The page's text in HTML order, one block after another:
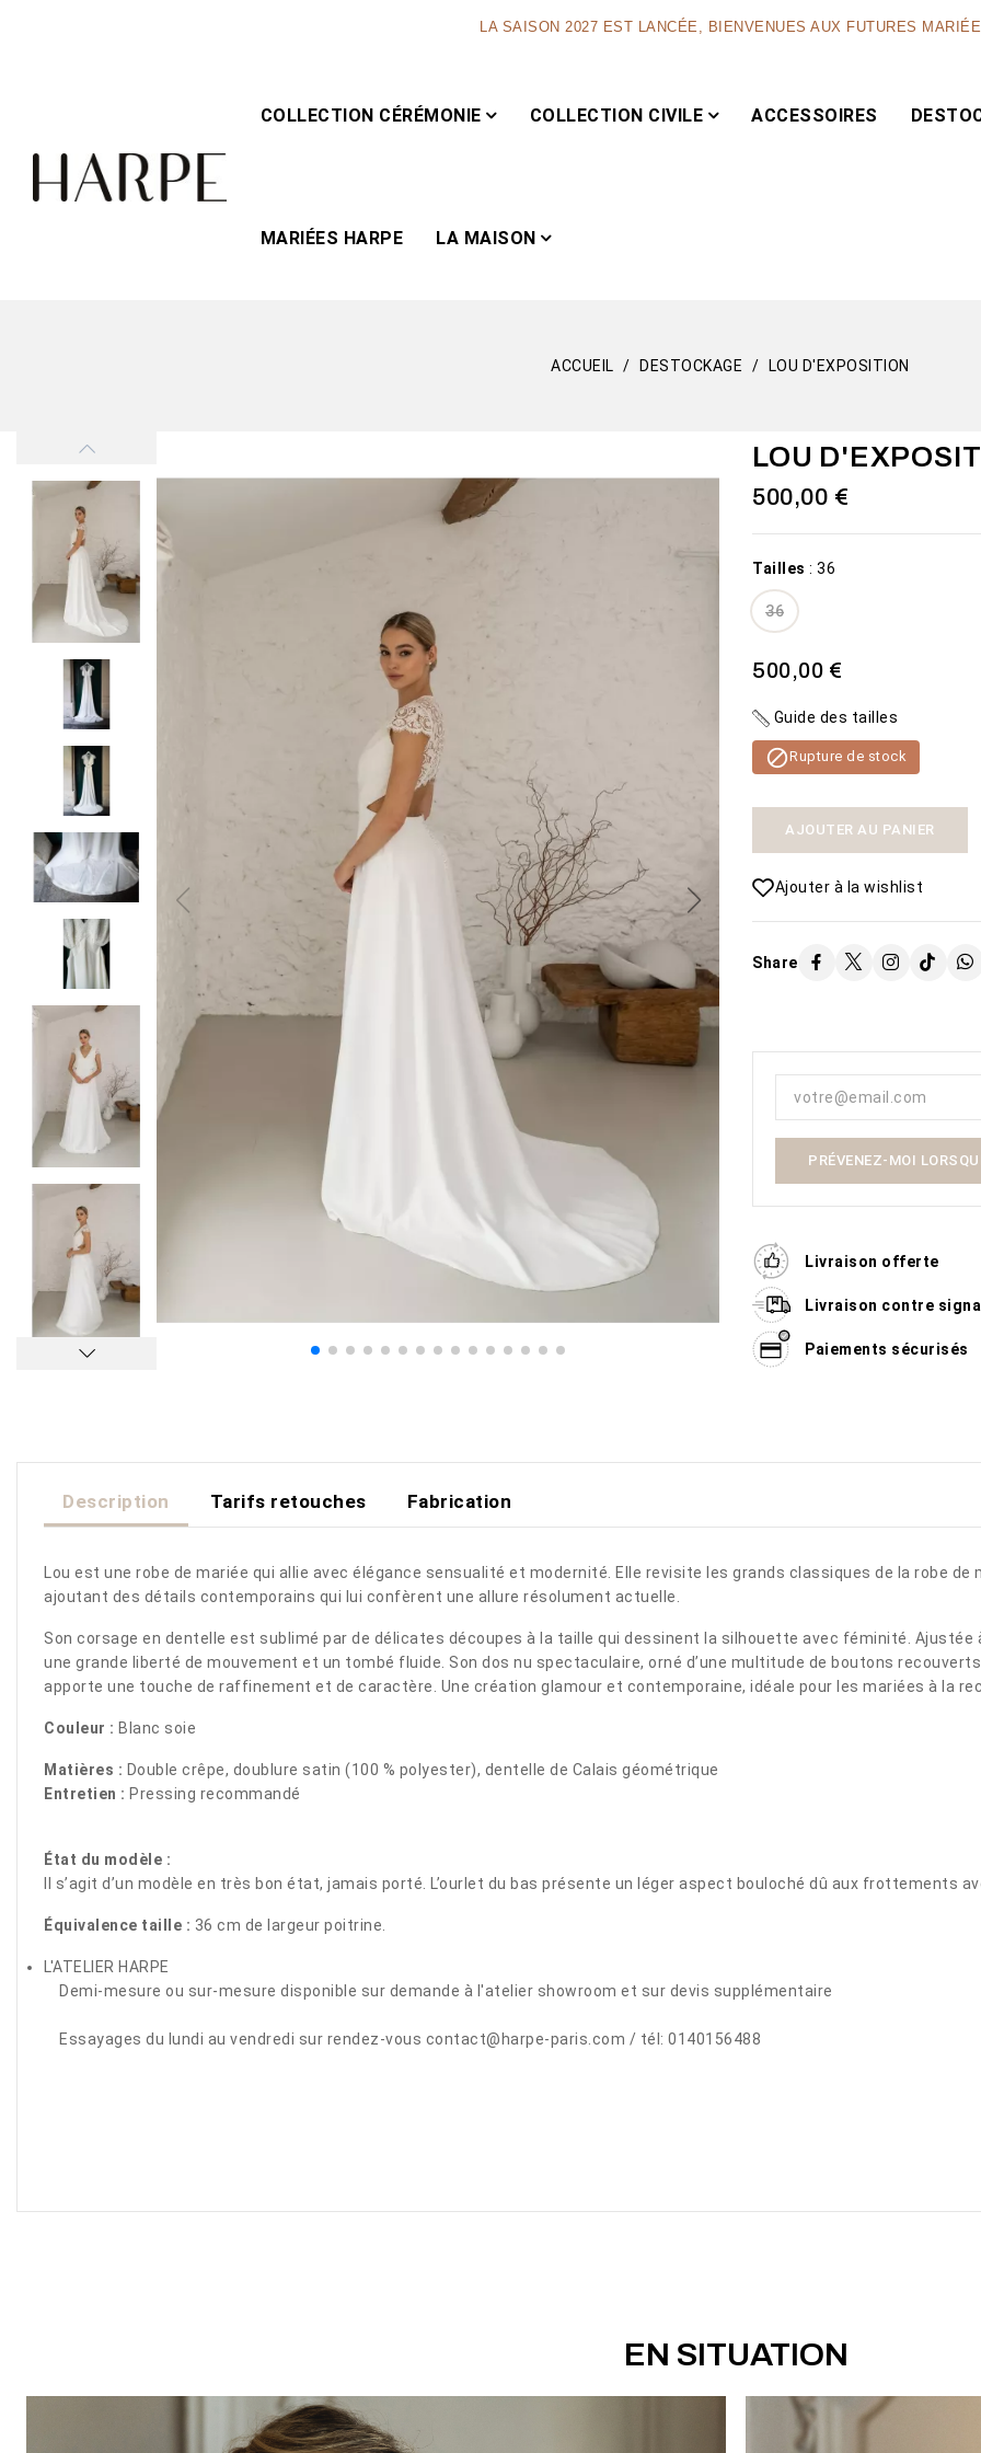
LA SAISON 2027 EST LANCÉE, BIENVENUES AUX FUTURES
COLLECTION CÉRÉMONIE
1 600,00 €
VOIR LE
PRODUIT
stock
COLLECTION CIVILE
450,00 €
VOIR LE
PRODUIT
La robe de mariée
ACCESSOIRES
MARIÉES HARPE LA MAISON
ACCUEIL DESTOCKAGE LOU D'EXPOSITION
Rupture de stock
LOU
500,00 €
Tailles : 36
36
500,00 €
Guide des tailles
Rupture de stock
AJOUTER AU PANIER
Ajouter à la wishlist
Share
PRÉVENEZ-MOI
Livraison offerte
Livraison contre
Paiements sécurisés
Description Tarifs retouches Fabrication
Lou est une robe de mariée qui allie avec élégance sensualité et modernité. Elle revisite les grands classiques de la robe
ajoutant des détails contemporains qui lui confèrent une allure résolument actuelle.
Son corsage en dentelle est sublimé par de délicates découpes à la taille qui dessinent la silhouette avec féminité. Ajustée
une grande liberté de mouvement et un tombé fluide. Son dos nu spectaculaire, orné d’une multitude de boutons
apporte une touche de raffinement et de caractère. Une création glamour et contemporaine, idéale pour les mariées à la
Couleur : Blanc soie
Matières : Double crêpe, doublure satin (100 % polyester), dentelle de Calais géométrique
Entretien : Pressing recommandé
État du modèle :
Il s’agit d’un modèle en très bon état, jamais porté. L’ourlet du bas présente un léger aspect bouloché dû aux frottements
Équivalence taille : 36 cm de largeur poitrine.
L'ATELIER HARPE
Demi-mesure ou sur-mesure disponible sur demande à l'atelier showroom et sur devis supplémentaire
Essayages du lundi au vendredi sur rendez-vous contact@harpe-paris.com / tél: 0140156488
EN SITUATION